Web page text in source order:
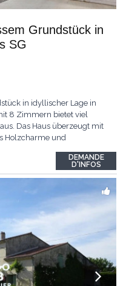
Grundstück in
SG
in idyllischer Lage in
8 Zimmern bietet viel
Das Haus überzeugt mit
Holzcharme und
den oberen Zimmern
Charakter...
DEMANDE
D'INFOS